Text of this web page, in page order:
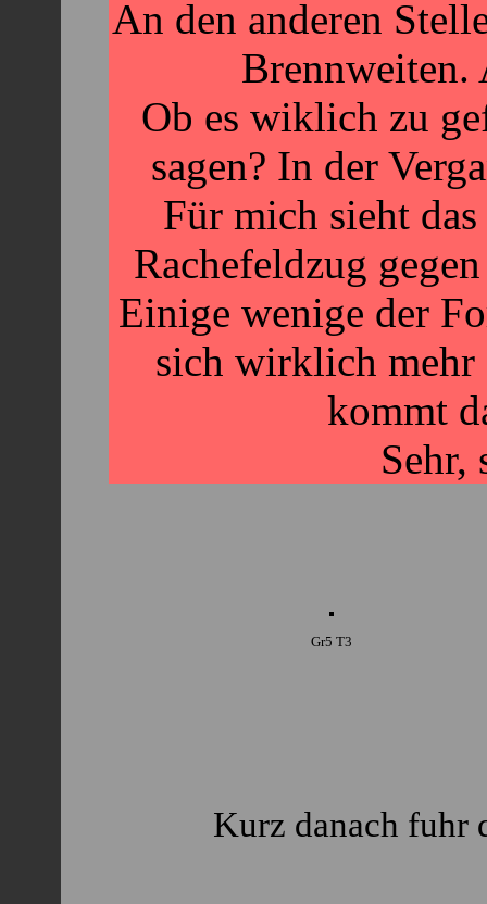
An den anderen
Brennweiten.
Ob es wiklich zu
sagen? In der
Für mich sieht das
Rachefeldzug
Einige wenige der
sich wirklich mehr
kommt
Sehr,
Gr5 T3
Kurz danach fuhr